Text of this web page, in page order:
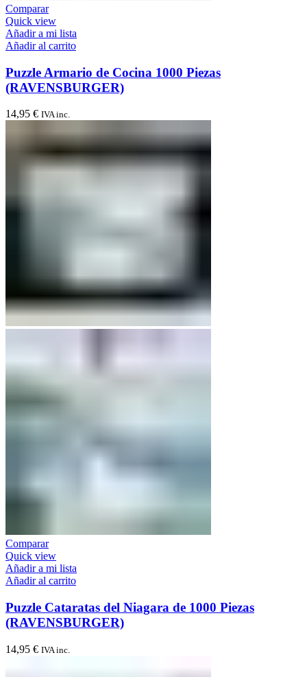
Comparar
Quick view
Añadir a mi lista
Añadir al carrito
Puzzle Armario de Cocina 1000 Piezas
(RAVENSBURGER)
14,95 € IVA inc.
Comparar
Quick view
Añadir a mi lista
Añadir al carrito
Puzzle Cataratas del Niagara de 1000 Piezas
(RAVENSBURGER)
14,95 € IVA inc.